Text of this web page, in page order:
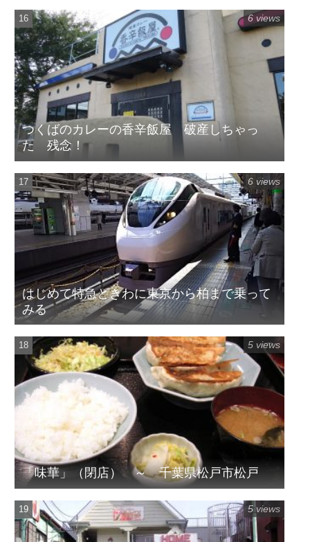
つくばのカレーの香辛飯屋 破産しちゃっ
た 残念！
6 views
はじめて特急ときわに東京から柏まで乗って
みる
6 views
「味華」（閉店） ～ 千葉県松戸市松戸
5 views
5 views